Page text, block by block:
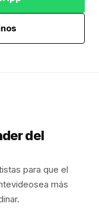
del
para que el
sea más